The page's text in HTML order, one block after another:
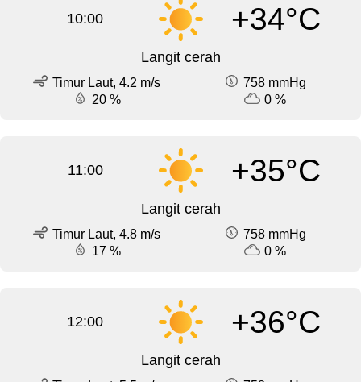
10:00 +34°C
Langit cerah
Timur Laut, 4.2 m/s
758 mmHg
20 %
0 %
11:00 +35°C
Langit cerah
Timur Laut, 4.8 m/s
758 mmHg
17 %
0 %
12:00 +36°C
Langit cerah